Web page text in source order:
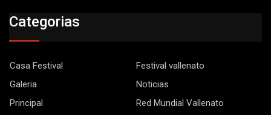
Categorias
Casa Festival
Festival vallenato
Galeria
Noticias
Principal
Red Mundial Vallenato